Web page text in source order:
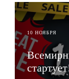
10 НОЯБРЯ